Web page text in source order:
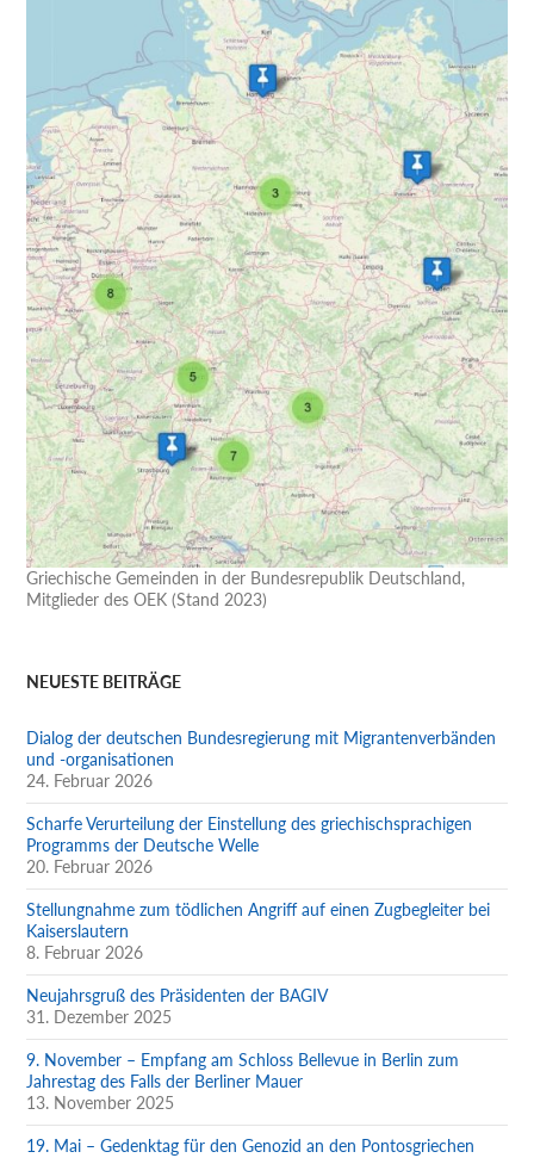
Griechische Gemeinden in der Bundesrepublik Deutschland,
Mitglieder des OEK (Stand 2023)
NEUESTE BEITRÄGE
Dialog der deutschen Bundesregierung mit Migrantenverbänden
und -organisationen
24. Februar 2026
Scharfe Verurteilung der Einstellung des griechischsprachigen
Programms der Deutsche Welle
20. Februar 2026
Stellungnahme zum tödlichen Angriff auf einen Zugbegleiter bei
Kaiserslautern
8. Februar 2026
Neujahrsgruß des Präsidenten der BAGIV
31. Dezember 2025
9. November – Empfang am Schloss Bellevue in Berlin zum
Jahrestag des Falls der Berliner Mauer
13. November 2025
19. Mai – Gedenktag für den Genozid an den Pontosgriechen